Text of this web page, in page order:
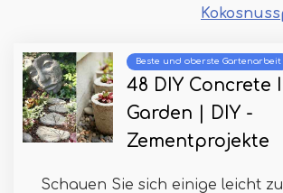
Beste und oberste Gartenarbeit
48 DIY Concrete
Garden | DIY -
Zementprojekte
Schauen Sie sich einige leicht zu